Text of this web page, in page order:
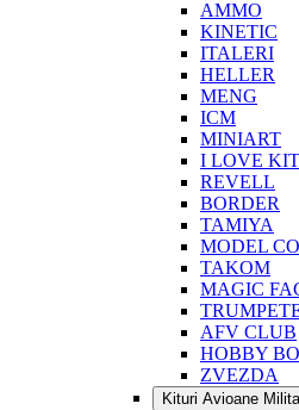
AMMO
KINETIC
ITALERI
HELLER
MENG
ICM
MINIART
I LOVE KIT
REVELL
BORDER
TAMIYA
MODEL
TAKOM
MAGIC
AFV CLUB
HOBBY
ZVEZDA
Kituri Avioane